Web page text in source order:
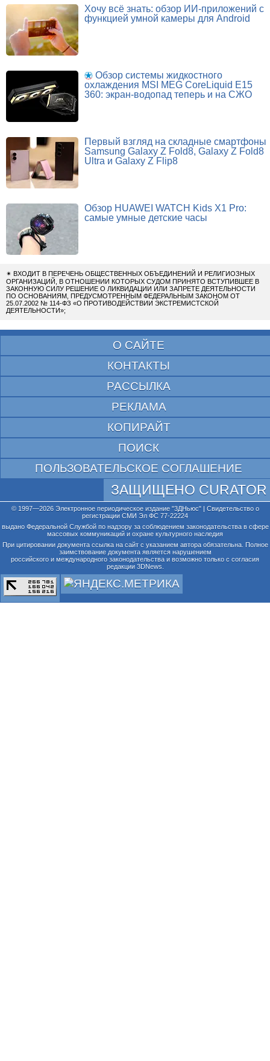
Хочу всё знать: обзор ИИ-приложений с
функцией умной камеры для Android
Обзор системы жидкостного
охлаждения MSI MEG CoreLiquid E15
360: экран-водопад теперь и на СЖО
Первый взгляд на складные смартфоны
Samsung Galaxy Z Fold8, Galaxy Z Fold8
Ultra и Galaxy Z Flip8
Обзор HUAWEI WATCH Kids X1 Pro:
самые умные детские часы
✴ ВХОДИТ В ПЕРЕЧЕНЬ ОБЩЕСТВЕННЫХ ОБЪЕДИНЕНИЙ И РЕЛИГИОЗНЫХ
ОРГАНИЗАЦИЙ, В ОТНОШЕНИИ КОТОРЫХ СУДОМ ПРИНЯТО ВСТУПИВШЕЕ В
ЗАКОННУЮ СИЛУ РЕШЕНИЕ О ЛИКВИДАЦИИ ИЛИ ЗАПРЕТЕ ДЕЯТЕЛЬНОСТИ
ПО ОСНОВАНИЯМ, ПРЕДУСМОТРЕННЫМ ФЕДЕРАЛЬНЫМ ЗАКОНОМ ОТ
25.07.2002 № 114-ФЗ «О ПРОТИВОДЕЙСТВИИ ЭКСТРЕМИСТСКОЙ
ДЕЯТЕЛЬНОСТИ»;
О САЙТЕ
КОНТАКТЫ
РАССЫЛКА
РЕКЛАМА
КОПИРАЙТ
ПОИСК
ПОЛЬЗОВАТЕЛЬСКОЕ СОГЛАШЕНИЕ
ЗАЩИЩЕНО CURATOR
© 1997—2026 Электронное периодическое издание "3ДНьюс" | Свидетельство о
регистрации СМИ Эл ФС 77-22224
выдано Федеральной Службой по надзору за соблюдением законодательства в сфере
массовых коммуникаций и охране культурного наследия
При цитировании документа ссылка на сайт с указанием автора обязательна. Полное
заимствование документа является нарушением
российского и международного законодательства и возможно только с согласия
редакции 3DNews.